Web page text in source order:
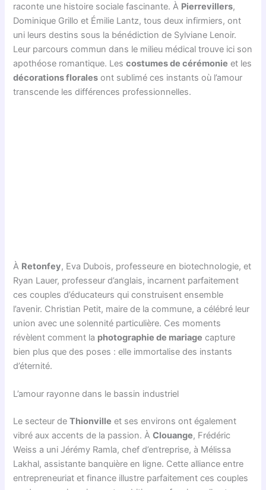
raconte une histoire sociale fascinante. À Pierrevillers,
Dominique Grillo et Émilie Lantz, tous deux infirmiers, ont
uni leurs destins sous la bénédiction de Sylviane Lenoir.
Leur parcours commun dans le milieu médical trouve ici son
apothéose romantique. Lescostumes de cérémonie et les
décorations florales ont sublimé ces instants où l’amour
transcende les différences professionnelles.
À Retonfey, Eva Dubois, professeure en biotechnologie, et
Ryan Lauer, professeur d’anglais, incarnent parfaitement
ces couples d’éducateurs qui construisent ensemble
l’avenir. Christian Petit, maire de la commune, a célébré leur
union avec une solennité particulière. Ces moments
révèlent comment la photographie de mariage capture
bien plus que des poses : elle immortalise des instants
d’éternité.
L’amour rayonne dans le bassin industriel
Le secteur deThionville et ses environs ont également
vibré aux accents de la passion. ÀClouange, Frédéric
Weiss a uni Jérémy Ramla, chef d’entreprise, à Mélissa
Lakhal, assistante banquière en ligne. Cette alliance entre
entrepreneuriat et finance illustre parfaitement ces couples